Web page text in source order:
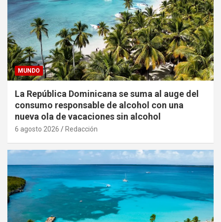
MUNDO
La República Dominicana se suma al auge del
consumo responsable de alcohol con una
nueva ola de vacaciones sin alcohol
6 agosto 2026 Redacción